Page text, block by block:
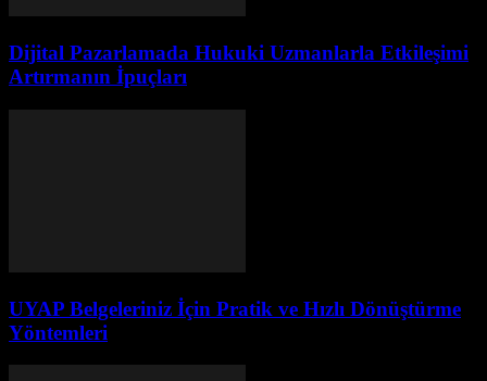
Dijital Pazarlamada Hukuki Uzmanlarla Etkileşimi
Artırmanın İpuçları
UYAP Belgeleriniz İçin Pratik ve Hızlı Dönüştürme
Yöntemleri